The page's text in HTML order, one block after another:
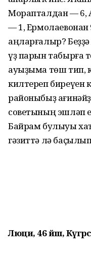
Морапталдан — 6,
— 1, Ермолаевонан
аңларғалыр?
үҙ парын табырға
ауыҙыма төш тип,
килтереп биреүен
районыбыҙ
советының эшләп
Байрам булыуы
гәзиттә лә
Люциә, 46 йәш,